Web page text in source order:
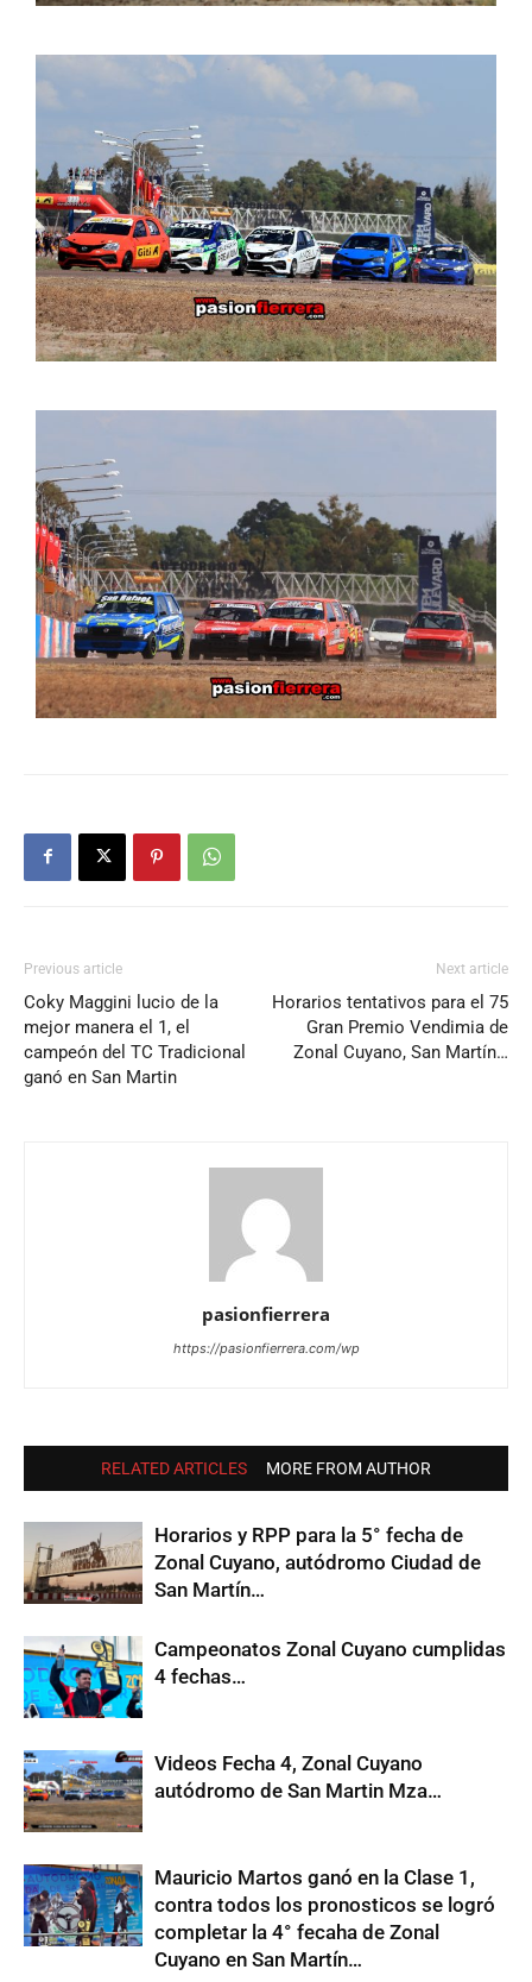
Previous article
Coky Maggini lucio de la
mejor manera el 1, el
campeón del TC Tradicional
ganó en San Martin
Next article
Horarios tentativos para el 75
Gran Premio Vendimia de
Zonal Cuyano, San Martín…
pasionfierrera
https://pasionfierrera.com/wp
RELATED ARTICLES MORE FROM AUTHOR
Horarios y RPP para la 5° fecha de
Zonal Cuyano, autódromo Ciudad de
San Martín…
Campeonatos Zonal Cuyano cumplidas
4 fechas…
Videos Fecha 4, Zonal Cuyano
autódromo de San Martin Mza…
Mauricio Martos ganó en la Clase 1,
contra todos los pronosticos se logró
completar la 4° fecaha de Zonal
Cuyano en San Martín…